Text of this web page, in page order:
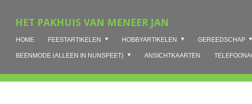
direct
hoofdinhoud
HET PAKHUIS VAN MENEER JAN
HOME FEESTARTIKELEN HOBBYARTIKELEN GEREEDSCHAP
BEENMODE (ALLEEN IN NUNSPEET) ANSICHTKAARTEN